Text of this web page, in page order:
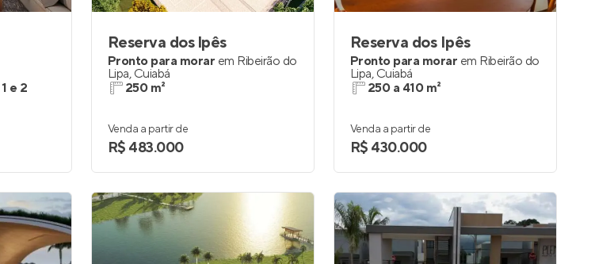
1 e 2
Reserva dos lpês
Pronto para morar em Ribeirão do
Lipa, Cuiabá
250 m²
Venda a partir de
R$ 483.000
Reserva dos Ipês
Pronto para morar em Ribeirão do
Lipa, Cuiabá
250 a 410 m²
Venda a partir de
R$ 430.000